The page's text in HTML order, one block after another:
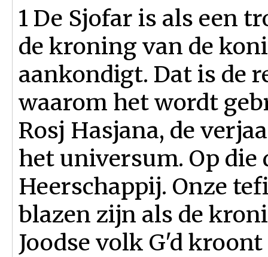
1 De Sjofar is als een
de kroning van de
aankondigt. Dat is de
waarom het wordt
Rosj Hasjana, de
het universum. Op die
Heerschappij. Onze
blazen zijn als de
Joodse volk G'd